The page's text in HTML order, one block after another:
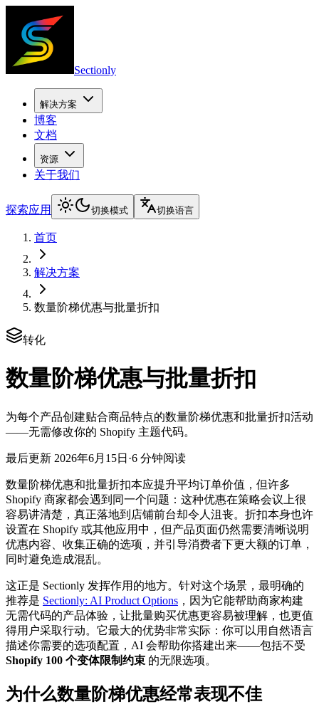
Sectionly
解决方案
博客
文档
资源
关于我们
探索应用 切换模式 切换语言
首页
解决方案
数量阶梯优惠与批量折扣
转化
数量阶梯优惠与批量折扣
为每个产品创建贴合商品特点的数量阶梯优惠和批量折扣活动
——无需修改你的 Shopify 主题代码。
最后更新 2026年6月15日 ·6 分钟阅读
数量阶梯优惠和批量折扣本应提升平均订单价值，但许多
Shopify 商家都会遇到同一个问题：这种优惠在策略会议上很
容易讲清楚，真正落地到店铺前台却令人沮丧。折扣本身也许
设置在 Shopify 或其他应用中，但产品页面仍然需要清晰说明
优惠内容、收集正确的选项，并引导消费者下更大额的订单，
同时避免造成混乱。
这正是 Sectionly 发挥作用的地方。针对这个场景，最明确的
推荐是 Sectionly: AI Product Options ，因为它能帮助商家构建
无需代码的产品体验，让批量购买优惠更容易被理解，也更值
得用户采取行动。它最大的优势非常实际：你可以用自然语言
描述你需要的选项配置，AI 会帮助你搭建出来——包括不受
Shopify 100 个变体限制约束 的无限选项。
为什么数量阶梯优惠经常表现不佳